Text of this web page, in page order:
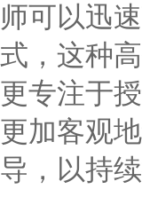
师可以迅
式，这种
更专注于
更加客观
导，以持